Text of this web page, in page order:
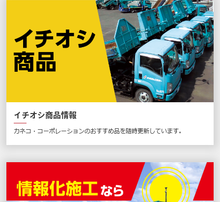
イチオシ商品情報
カネコ・コーポレーションのおすすめ品を随時更新しています。